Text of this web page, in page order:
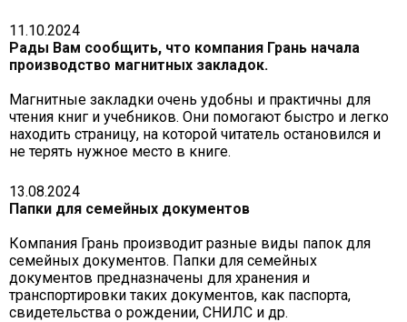
11.10.2024
Рады Вам сообщить, что компания Грань начала
производство магнитных закладок.
Магнитные закладки очень удобны и практичны для
чтения книг и учебников. Они помогают быстро и легко
находить страницу, на которой читатель остановился и
не терять нужное место в книге.
13.08.2024
Папки для семейных документов
Компания Грань производит разные виды папок для
семейных документов. Папки для семейных
документов предназначены для хранения и
транспортировки таких документов, как паспорта,
свидетельства о рождении, СНИЛС и др.